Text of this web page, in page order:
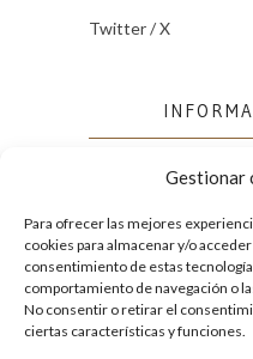
Gestionar
Para ofrecer las mejores
cookies para almacenar y/o
consentimiento de estas
comportamiento de navegación o
No consentir o retirar el
ciertas características y funciones.
Twitter / X
Política de cookies
Política de privacidad